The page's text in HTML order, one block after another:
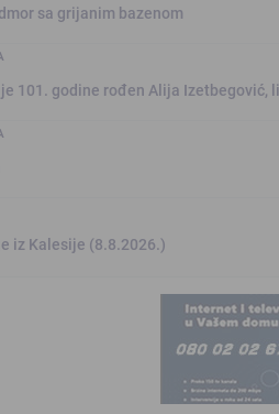
sa grijanim bazenom
101. godine rođen Alija Izetbegović,
iz Kalesije (8.8.2026.)